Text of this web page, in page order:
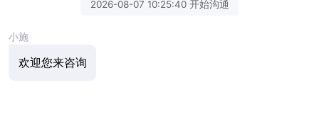
2026-08-07 10:25:40 开始沟通
小施
欢迎您来咨询